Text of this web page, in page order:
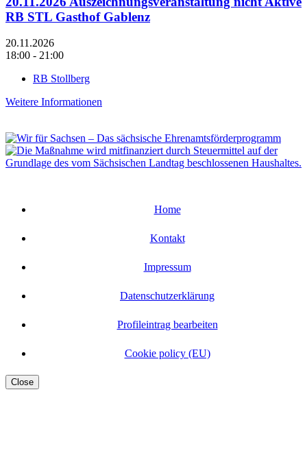
RB STL Gasthof Gablenz
20.11.2026
18:00 - 21:00
RB Stollberg
Weitere Informationen
Home
Kontakt
Impressum
Datenschutzerklärung
Profileintrag bearbeiten
Cookie policy (EU)
Close